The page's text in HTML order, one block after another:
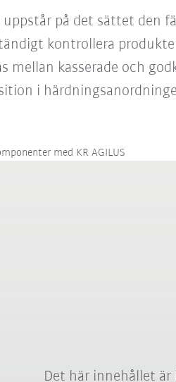
uppstår på det sättet den
kontrollera
mellan kasserade och
i
med KR AGILUS
Det här innehållet